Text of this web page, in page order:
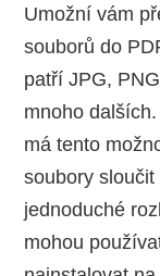
Umožní vám
souborů do
patří JPG,
mnoho
má tento
soubory
jednoduché
mohou